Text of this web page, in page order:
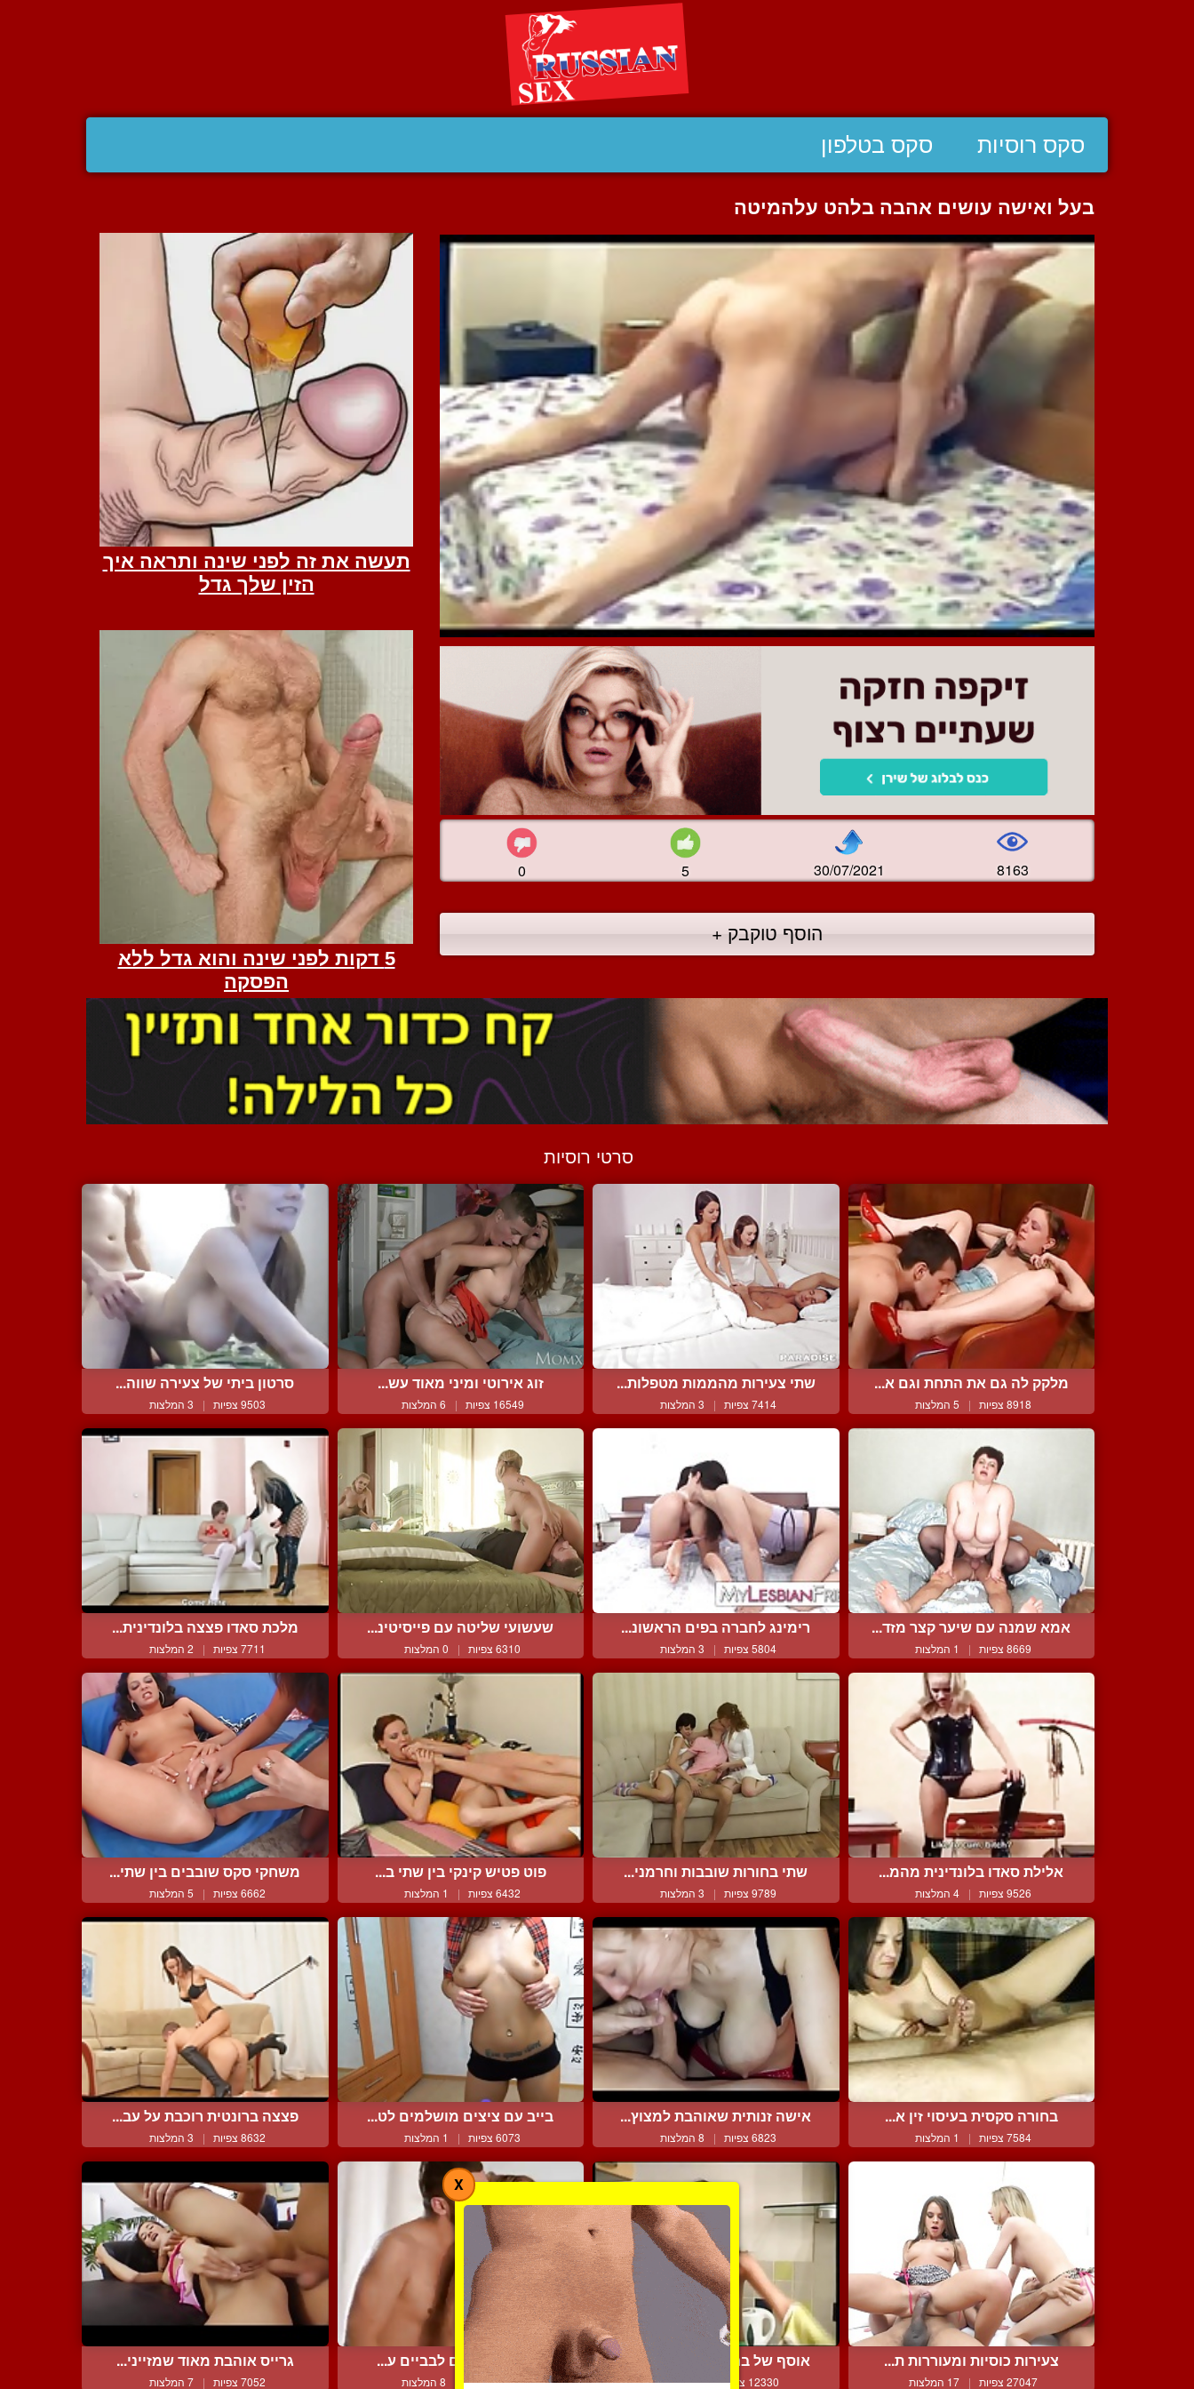
סקס רוסיות סקס בטלפון
בעל ואישה עושים אהבה בלהט עלהמיטה
0 5 30/07/2021 8163
הוסף טוקבק +
סרטי רוסיות
מלקק לה גם את התחת וגם א...
8918 צפיות | 5 המלצות
שתי צעירות מהממות מטפלות...
7414 צפיות | 3 המלצות
זוג אירוטי ומיני מאוד עש...
16549 צפיות | 6 המלצות
סרטון ביתי של צעירה שווה...
9503 צפיות | 3 המלצות
אמא שמנה עם שיער קצר מזד...
8669 צפיות | 1 המלצות
רימינג לחברה בפים הראשונ...
5804 צפיות | 3 המלצות
שעשועי שליטה עם פייסיטינ...
6310 צפיות | 0 המלצות
מלכת סאדו פצצה בלונדינית...
7711 צפיות | 2 המלצות
אלילת סאדו בלונדינית מהמ...
9526 צפיות | 4 המלצות
שתי בחורות שובבות וחרמני...
9789 צפיות | 3 המלצות
פוט פטיש קינקי בין שתי ב...
6432 צפיות | 1 המלצות
משחקי סקס שובבים בין שתי...
6662 צפיות | 5 המלצות
בחורה סקסית בעיסוי זין א...
7584 צפיות | 1 המלצות
אישה זנותית שאוהבת למצוץ...
6823 צפיות | 8 המלצות
בייב עם ציצים מושלמים לט...
6073 צפיות | 1 המלצות
פצצה ברונטית רוכבת על עב...
8632 צפיות | 3 המלצות
צעירות כוסיות ומעוררות ת...
27047 צפיות | 17 המלצות
אוסף של בחורות משתינות ב...
12330 צפיות | 9 המלצות
זיונים אירוטיים לבביים ע...
13936 צפיות 8 המלצות
גרייס אוהבת מאוד שמזייני...
7052 צפיות | 7 המלצות
X